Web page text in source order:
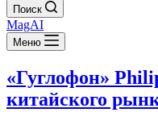
Поиск
MagAI
Меню
«Гуглофон»
китайского